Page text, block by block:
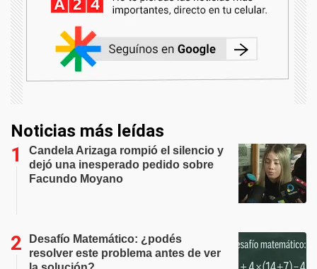
Noticias más leídas
Candela Arizaga rompió el silencio y
dejó una inesperado pedido sobre
Facundo Moyano
Desafío Matemático: ¿podés
resolver este problema antes de ver